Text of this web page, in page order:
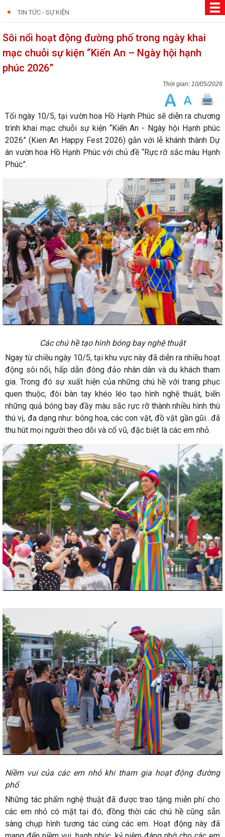
TIN TỨC - SỰ KIỆN
Sôi nổi hoạt động đường phố trong ngày khai
mạc chuỗi sự kiện “Kiến An – Ngày hội hạnh
phúc 2026”
10/05/2026
Tối ngày 10/5, tại vườn hoa Hồ Hạnh Phúc sẽ diễn ra chương
trình khai mạc chuỗi sự kiện “Kiến An - Ngày hội Hạnh phúc
2026” (Kien An Happy Fest 2026) gắn với lễ khánh thành Dự
án vườn hoa Hồ Hạnh Phúc với chủ đề “Rực rỡ sắc màu Hạnh
Phúc”.
Các chú hề tạo hình bóng bay nghệ thuật
Ngay từ chiều ngày 10/5, tại khu vực này đã diễn ra nhiều hoạt
động sôi nổi, hấp dẫn đông đảo nhân dân và du khách tham
gia. Trong đó sự xuất hiện của những chú hề với trang phục
quen thuộc, đôi bàn tay khéo léo tạo hình nghệ thuật, biến
những quả bóng bay đầy màu sắc rực rỡ thành nhiều hình thù
thú vị, đa dạng như: bông hoa, các con vật, đồ vật gần gũi…đã
thu hút mọi người theo dõi và cổ vũ, đặc biệt là các em nhỏ.
Niềm vui của các em nhỏ khi tham gia hoạt động đường
phố
Những tác phẩm nghệ thuật đã được trao tặng miễn phí cho
các em nhỏ có mặt tại đó; đồng thời các chú hề cũng sẵn
sàng chụp hình tương tác cùng các em. Hoạt động này đã